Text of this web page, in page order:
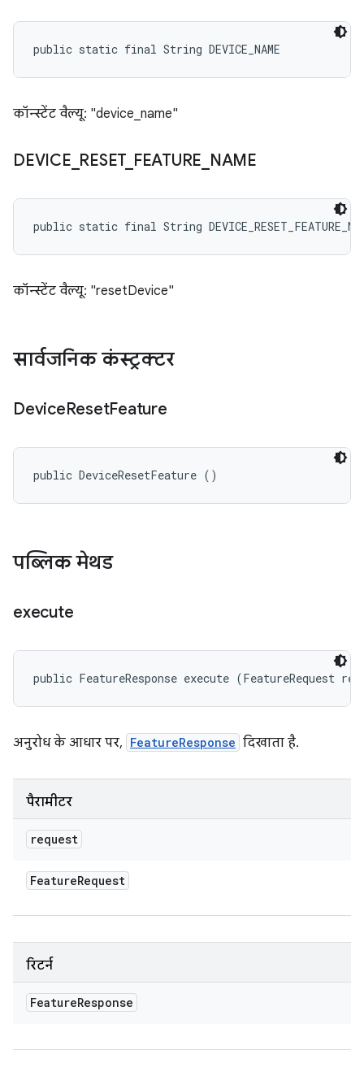
public static final String DEVICE_NAME
कॉन्स्टेंट वैल्यू: "device_name"
DEVICE RESET_ FEATURE NAME
public static final String
कॉन्स्टेंट वैल्यू: "resetDevice"
सार्वजनिक कंस्ट्रक्टर
DeviceResetFeature
public DeviceResetFeature ()
पब्लिक मेथड
execute
public FeatureResponse execute (FeatureRequest
अनुरोध के आधार पर, FeatureResponse दिखाता है.
पैरामीटर
request
FeatureRequest
रिटर्न
FeatureResponse